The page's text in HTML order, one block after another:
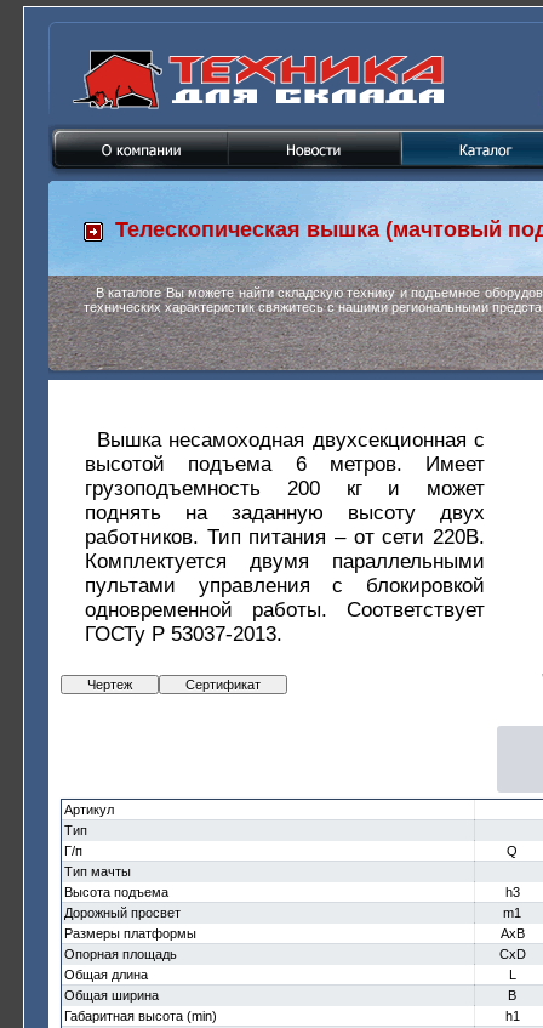
Телескопическая вышка (мачтовый
В каталоге Вы можете найти складскую технику и подъемное
технических характеристик свяжитесь с нашими региональными
Вышка несамоходная двухсекционная с
высотой подъема 6 метров. Имеет
грузоподъемность 200 кг и может
поднять на заданную высоту двух
работников. Тип питания – от сети 220В.
Комплектуется двумя параллельными
пультами управления с блокировкой
одновременной работы. Соответствует
ГОСТу Р 53037-2013.
Чертеж Сертификат
Артикул
Тип
Г/п
Q
Тип мачты
Высота подъема
h3
Дорожный просвет
m1
Размеры платформы
AxB
Опорная площадь
CxD
Общая длина
L
Общая ширина
B
Габаритная высота (min)
h1